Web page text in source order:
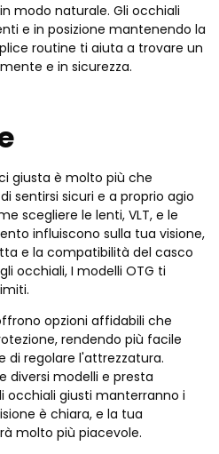
modo naturale. Gli occhiali
e in posizione mantenendo la
routine ti aiuta a trovare un
e in sicurezza.
giusta è molto più che
sentirsi sicuri e a proprio agio
scegliere le lenti, VLT, e le
influiscono sulla tua visione,
e la compatibilità del casco
occhiali, I modelli OTG ti
opzioni affidabili che
rendendo più facile
di regolare l'attrezzatura.
diversi modelli e presta
occhiali giusti manterranno i
è chiara, e la tua
molto più piacevole.